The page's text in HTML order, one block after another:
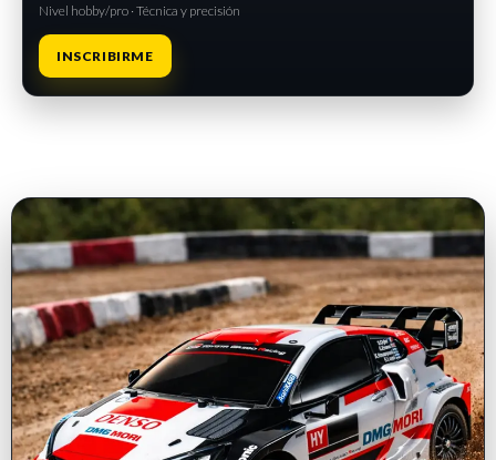
Nivel hobby/pro · Técnica y precisión
INSCRIBIRME